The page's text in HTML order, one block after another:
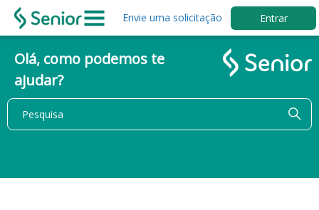
Envie uma solicitação Entrar
Olá, como podemos te
ajudar?